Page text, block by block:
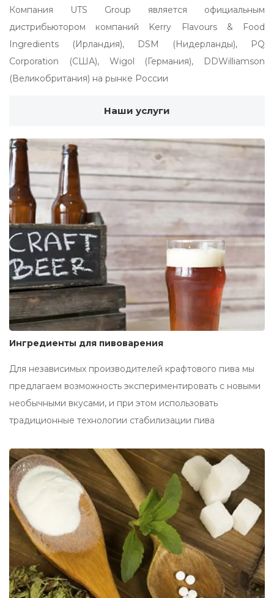
Компания UTS Group является официальным
дистрибьютором компаний Kerry Flavours & Food
Ingredients (Ирландия), DSM (Нидерланды), PQ
Corporation (США), Wigol (Германия), DDWilliamson
(Великобритания) на рынке России
Наши услуги
Ингредиенты для пивоварения
Для независимых производителей крафтового пива мы
предлагаем возможность экспериментировать с новыми
необычными вкусами, и при этом использовать
традиционные технологии стабилизации пива